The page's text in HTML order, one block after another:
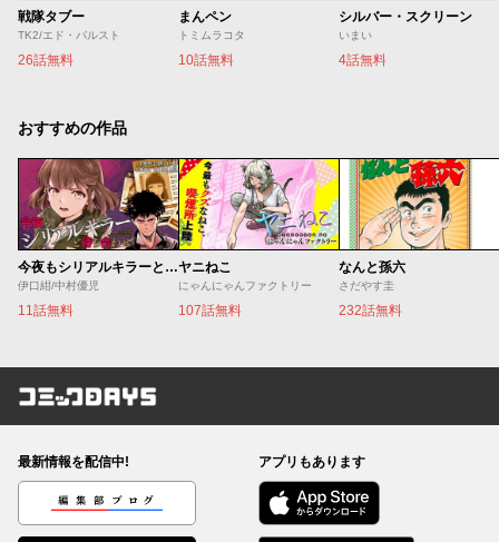
戦隊タブー
TK2/エド・バルスト
26話無料
まんペン
トミムラコタ
10話無料
シルバー・スクリーン
いまい
4話無料
おすすめの作品
今夜もシリアルキラーと待ち合わせ
伊口紺/中村優児
11話無料
ヤニねこ
にゃんにゃんファクトリー
107話無料
なんと孫六
さだやす圭
232話無料
コミックDAYS
最新情報を配信中!
編集部ブログ
アプリもあります